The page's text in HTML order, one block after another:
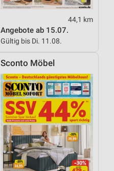
44,1 km
Angebote ab 15.07.
Gültig bis Di. 11.08.
Sconto Möbel